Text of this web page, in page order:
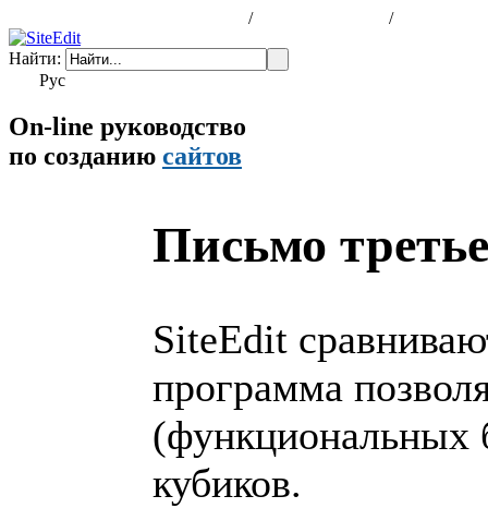
/ /
Найти:
Рус
On-line руководство
по созданию сайтов
Письмо третье
SiteEdit
программа
(функциональных
кубиков.